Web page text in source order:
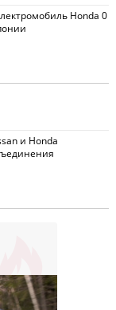
Honda 0
и Honda